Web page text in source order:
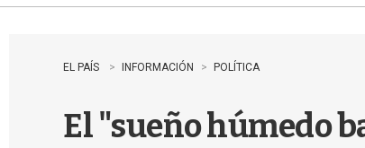
EL PAÍS INFORMACIÓN POLÍTICA
El "sueño húmedo